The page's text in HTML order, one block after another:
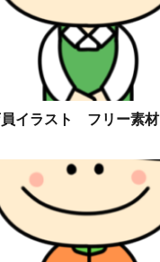
イラスト フリー素材